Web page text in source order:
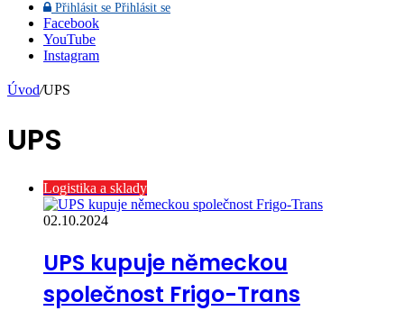
Přihlásit se Přihlásit se
Facebook
YouTube
Instagram
Úvod/UPS
UPS
Logistika a sklady
02.10.2024
UPS kupuje německou
společnost Frigo-Trans